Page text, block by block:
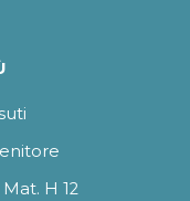
H 12